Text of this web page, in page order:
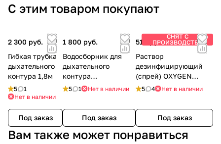
С этим товаром покупают
2 300 руб.
Гибкая трубка
дыхательного
контура 1,8м
5
1
Нет в наличии
Под заказ
1 800 руб.
Водосборник для
дыхательного
контура
откашливателя
5 1 Нет в наличии
Под заказ
СНЯТ С
ПРОИЗВОДСТВА
510 руб.
Раствор
дезинфицирующий
(спрей) OXYGEN
PLUS, 150 мл.
5 4 Нет в наличии
Под заказ
Вам также может понравиться